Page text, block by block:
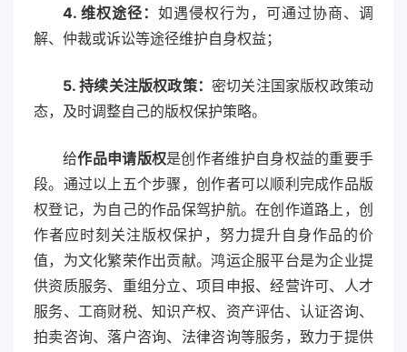
4. 维权途径： 如遇侵权行为，可通过协商、调
解、仲裁或诉讼等途径维护自身权益；
5. 持续关注版权政策： 密切关注国家版权政策动
态，及时调整自己的版权保护策略。
给作品申请版权是创作者维护自身权益的重要手
段。通过以上五个步骤，创作者可以顺利完成作品版
权登记，为自己的作品保驾护航。在创作道路上，创
作者应时刻关注版权保护，努力提升自身作品的价
值，为文化繁荣作出贡献。鸿运企服平台是为企业提
供资质服务、重组分立、项目申报、经营许可、人才
服务、工商财税、知识产权、资产评估、认证咨询、
拍卖咨询、落户咨询、法律咨询等服务，致力于提供